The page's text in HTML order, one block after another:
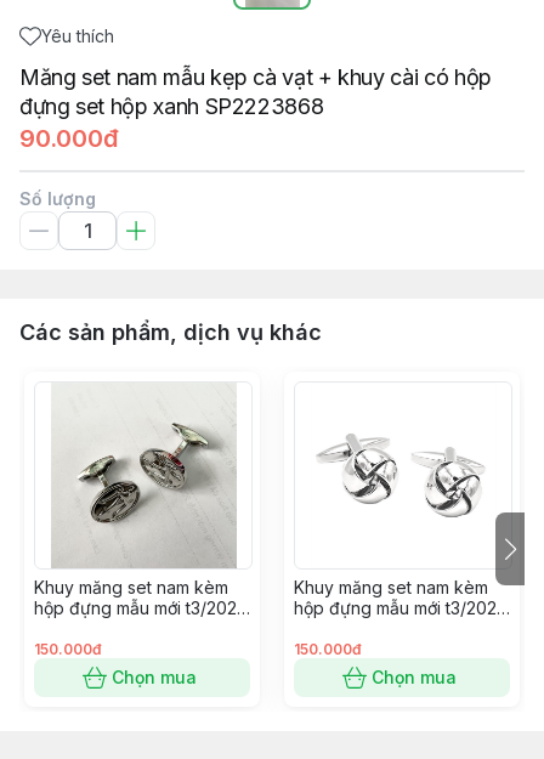
Yêu thích
Măng set nam mẫu kẹp cà vạt + khuy cài có hộp
đựng set hộp xanh SP2223868
90.000đ
Số lượng
Các sản phẩm, dịch vụ khác
Khuy măng set nam kèm
hộp đựng mẫu mới t3/2024
150.000đ
Chọn mua
Khuy măng set nam kèm
hộp đựng mẫu mới t3/2024
150.000đ
Chọn mua